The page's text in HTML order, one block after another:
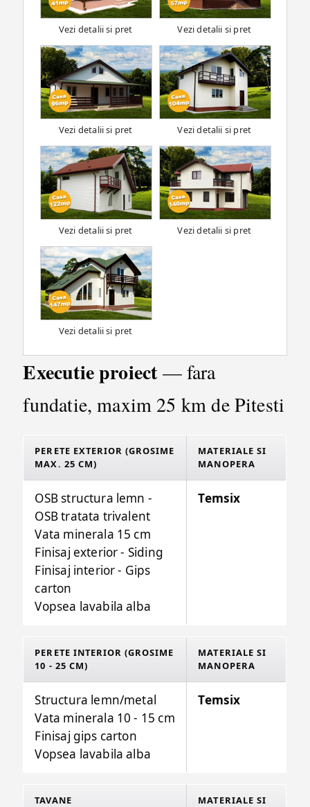
Executie proiect — fara
fundatie, maxim 25 km de Pitesti
PERETE EXTERIOR (GROSIME
MAX. 25 CM)
MATERIALE SI
MANOPERA
OSB structura lemn -
OSB tratata trivalent
Vata minerala 15 cm
Finisaj exterior - Siding
Finisaj interior - Gips
carton
Vopsea lavabila alba
Temsix
PERETE INTERIOR (GROSIME
10 - 25 CM)
MATERIALE SI
MANOPERA
Structura lemn/metal
Vata minerala 10 - 15 cm
Finisaj gips carton
Vopsea lavabila alba
Temsix
TAVANE
MATERIALE SI
Vezi detalii si pret Vezi detalii si pret
Vezi detalii si pret Vezi detalii si pret
Vezi detalii si pret Vezi detalii si pret
Vezi detalii si pret